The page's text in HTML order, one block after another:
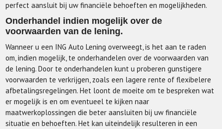
perfect aansluit bij uw financiële behoeften en mogelijkheden.
Onderhandel indien mogelijk over de
voorwaarden van de lening.
Wanneer u een ING Auto Lening overweegt, is het aan te raden
om, indien mogelijk, te onderhandelen over de voorwaarden van
de lening. Door te onderhandelen kunt u proberen gunstigere
voorwaarden te verkrijgen, zoals een lagere rente of flexibelere
afbetalingsregelingen. Het loont de moeite om te bespreken wat
er mogelijk is en om eventueel te kijken naar
maatwerkoplossingen die beter aansluiten bij uw financiële
situatie en behoeften. Het kan uiteindelijk resulteren in een